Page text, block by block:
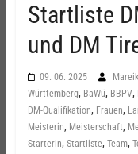
Startliste
und DM
09. 06. 2025
Württemberg, BaWü, BBPV,
DM-Qualifikation, Frauen,
Meisterin, Meisterschaft,
Starterin, Startliste, Team,